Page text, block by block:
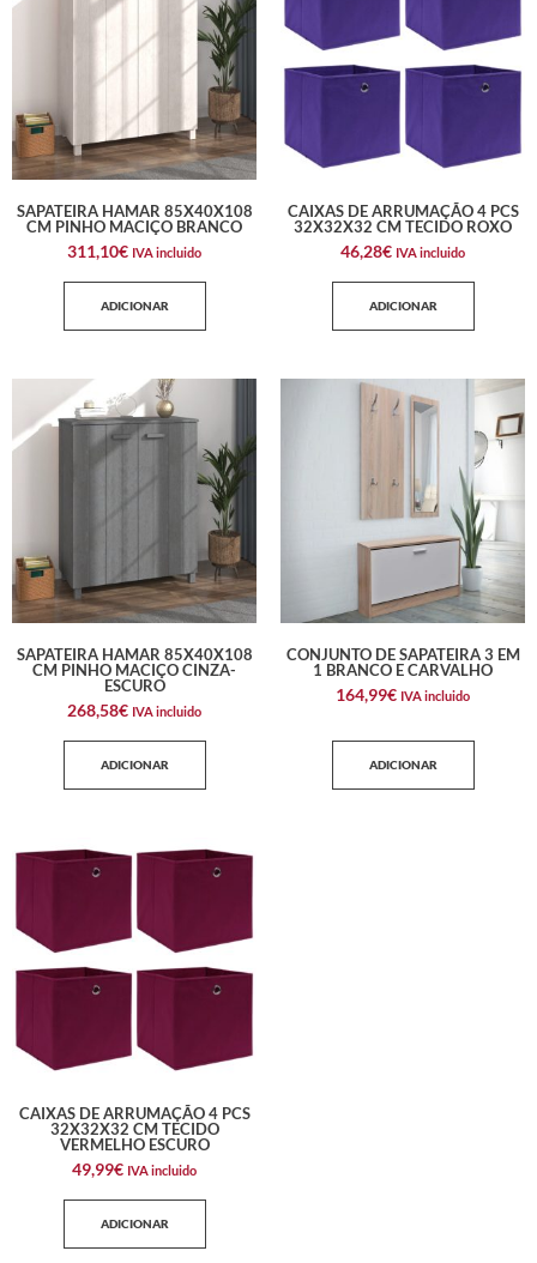
SAPATEIRA HAMAR 85X40X108
CM PINHO MACIÇO BRANCO
311,10€ IVA incluido
ADICIONAR
CAIXAS DE ARRUMAÇÃO 4 PCS
32X32X32 CM TECIDO ROXO
46,28€ IVA incluido
ADICIONAR
SAPATEIRA HAMAR 85X40X108
CM PINHO MACIÇO CINZA-
ESCURO
268,58€ IVA incluido
ADICIONAR
CONJUNTO DE SAPATEIRA 3 EM
1 BRANCO E CARVALHO
164,99€ IVA incluido
ADICIONAR
CAIXAS DE ARRUMAÇÃO 4 PCS
32X32X32 CM TECIDO
VERMELHO ESCURO
49,99€ IVA incluido
ADICIONAR